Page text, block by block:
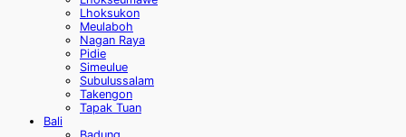
Lhoksukon
Meulaboh
Nagan Raya
Pidie
Simeulue
Subulussalam
Takengon
Tapak Tuan
Bali